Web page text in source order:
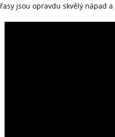
řasy jsou opravdu skvělý nápad